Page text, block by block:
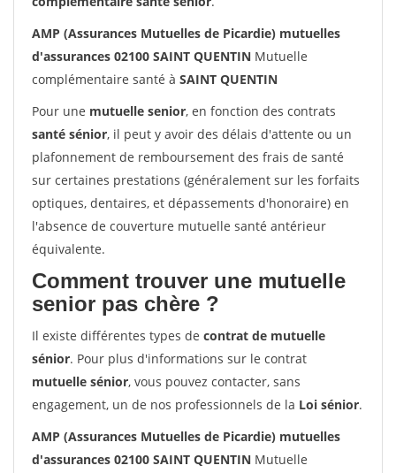
AMP (Assurances Mutuelles de Picardie) mutuelles
d'assurances 02100 SAINT QUENTIN Mutuelle
complémentaire santé à SAINT QUENTIN
Pour une mutuelle senior, en fonction des contrats
santé sénior, il peut y avoir des délais d'attente ou un
plafonnement de remboursement des frais de santé
sur certaines prestations (généralement sur les forfaits
optiques, dentaires, et dépassements d'honoraire) en
l'absence de couverture mutuelle santé antérieur
équivalente.
Comment trouver une mutuelle
senior pas chère ?
Il existe différentes types de contrat de mutuelle
sénior. Pour plus d'informations sur le contrat
mutuelle sénior, vous pouvez contacter, sans
engagement, un de nos professionnels de la Loi sénior.
AMP (Assurances Mutuelles de Picardie) mutuelles
d'assurances 02100 SAINT QUENTIN Mutuelle